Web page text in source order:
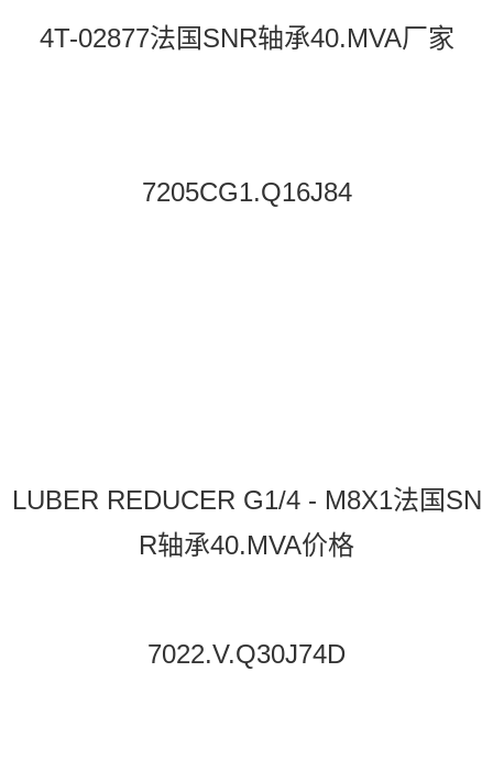
4T-02877法国SNR轴承40.MVA厂家
7205CG1.Q16J84
LUBER REDUCER G1/4 - M8X1法国SN
R轴承40.MVA价格
7022.V.Q30J74D